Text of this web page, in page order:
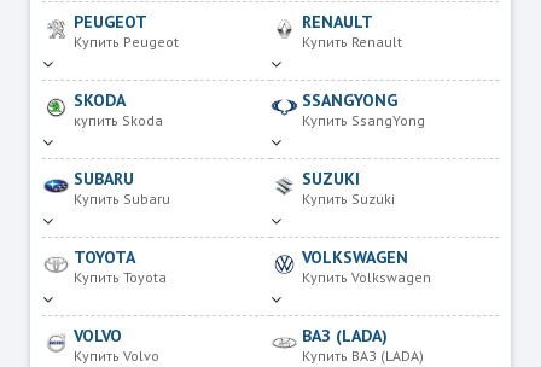
PEUGEOT
Купить Peugeot
RENAULT
Купить Renault
SKODA
купить Skoda
SSANGYONG
Купить SsangYong
SUBARU
Купить Subaru
SUZUKI
Купить Suzuki
TOYOTA
Купить Toyota
VOLKSWAGEN
Купить Volkswagen
VOLVO
Купить Volvo
ВАЗ (LADA)
Купить ВАЗ (LADA)